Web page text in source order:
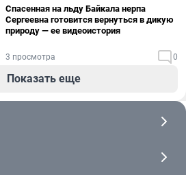
Спасенная на льду Байкала нерпа
Сергеевна готовится вернуться в дикую
природу — ее видеоистория
3 просмотра 0
Показать еще